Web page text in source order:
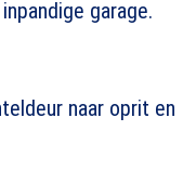
garage.
naar oprit en